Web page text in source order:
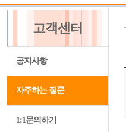
고객센터
공지사항
자주하는 질문
1:1문의하기